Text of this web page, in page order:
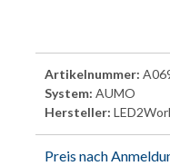
Artikelnummer:
System: AUMO
Hersteller:
Preis nach